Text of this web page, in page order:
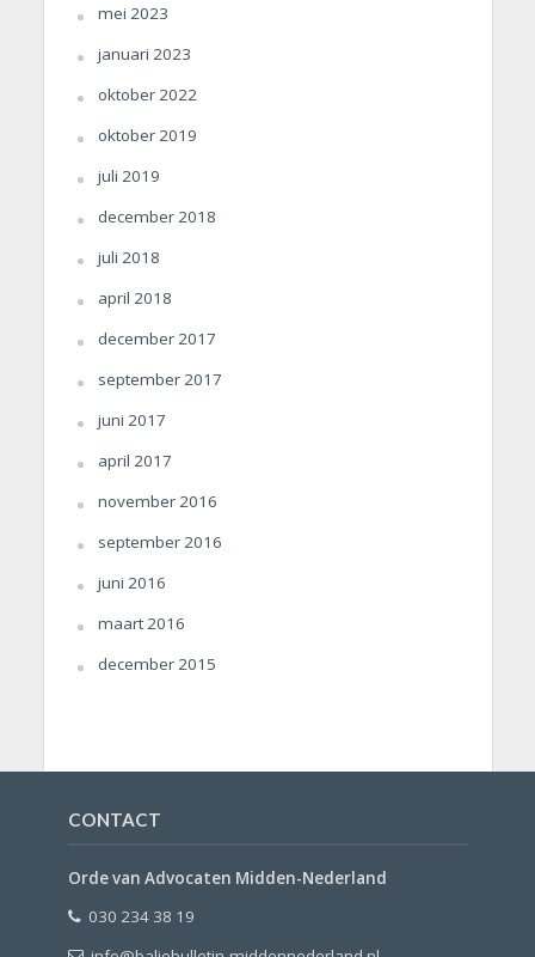
mei 2023
januari 2023
oktober 2022
oktober 2019
juli 2019
december 2018
juli 2018
april 2018
december 2017
september 2017
juni 2017
april 2017
november 2016
september 2016
juni 2016
maart 2016
december 2015
CONTACT
Orde van Advocaten Midden-Nederland
030 234 38 19